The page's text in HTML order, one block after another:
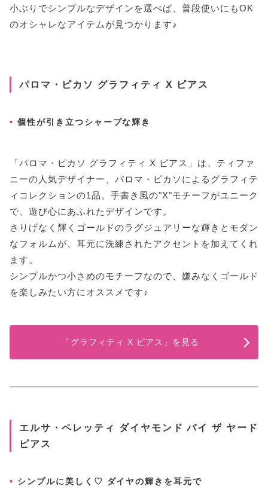
小ぶりでシンプルなデザインを選べば、普段使いにもOK
のオシャレなアイテムが見つかります♪
パロマ・ピカソ グラフィティ X ピアス
個性が引き立つシャープな輝き
「パロマ・ピカソ グラフィティ X ピアス」は、ティファ
ニーの人気デザイナー、パロマ・ピカソによるグラフィテ
ィコレクションの1品。手書き風の"X"モチーフがユニーク
で、遊び心にあふれたデザインです。
さりげなく輝くゴールドのラグジュアリーな輝きとモダン
なフォルムが、耳元に洗練されたアクセントを加えてくれ
ます。
シンプルかつ小さめのモチーフなので、嫌みなくゴールド
を楽しみたい方にオススメです♪
「グラフィティ X ピアス」を見る
エルサ・ペレッティ ダイヤモンド バイ ザ ヤード
ピアス
シンプルに美しく♡ ダイヤの輝きを耳元で